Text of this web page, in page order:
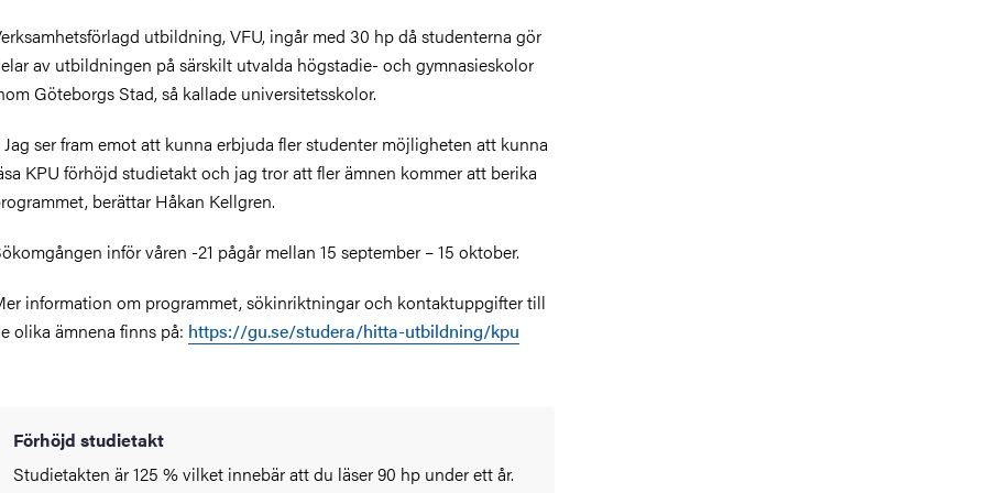
utbildning, VFU, ingår med 30 hp då studenterna gör
av utbildningen på särskilt utvalda högstadie- och gymnasieskolor
Göteborgs Stad, så kallade universitetsskolor.
Jag ser fram emot att kunna erbjuda fler studenter möjligheten att kunna
KPU förhöjd studietakt och jag tror att fler ämnen kommer att berika
berättar Håkan Kellgren.
inför våren -21 pågår mellan 15 september – 15 oktober.
information om programmet, sökinriktningar och kontaktuppgifter till
olika ämnena finns på: https://gu.se/studera/hitta-utbildning/kpu
Förhöjd studietakt
Studietakten är 125 % vilket innebär att du läser 90 hp under ett år.